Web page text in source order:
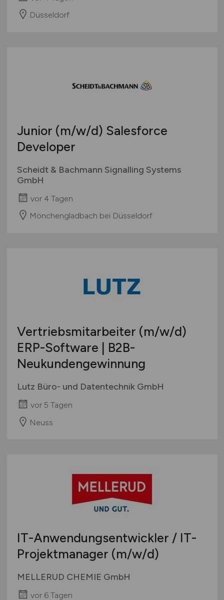
Düsseldorf
Junior (m/w/d) Salesforce
Developer
Scheidt & Bachmann Signalling Systems
GmbH
vor 4 Tagen
Mönchengladbach bei Düsseldorf
Vertriebsmitarbeiter (m/w/d)
ERP-Software | B2B-
Neukundengewinnung
Lutz Büro- und Datentechnik GmbH
vor 5 Tagen
Neuss
IT-Anwendungsentwickler / IT-
Projektmanager (m/w/d)
MELLERUD CHEMIE GmbH
vor 6 Tagen